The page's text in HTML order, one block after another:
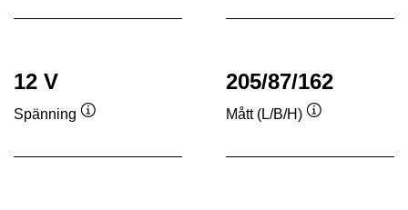
12 V
Spänning
205/87/162
Mått (L/B/H)